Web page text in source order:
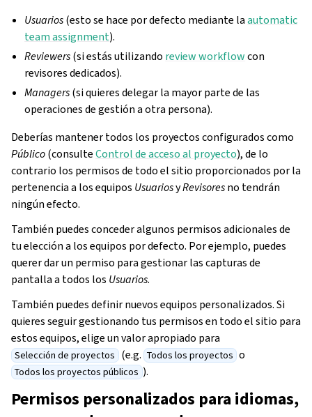
Usuarios(esto se hace por defecto mediante laautomatic
team assignment).
Reviewers(si estás utilizando review workflowcon
revisores dedicados).
Managers(si quieres delegar la mayor parte de las
operaciones de gestión a otra persona).
Deberías mantener todos los proyectos configurados como
Público(consulteControl de acceso al proyecto), de lo
contrario los permisos de todo el sitio proporcionados por la
pertenencia a los equipos UsuariosyRevisoresno tendrán
ningún efecto.
También puedes conceder algunos permisos adicionales de
tu elección a los equipos por defecto. Por ejemplo, puedes
querer dar un permiso para gestionar las capturas de
pantalla a todos los Usuarios.
También puedes definir nuevos equipos personalizados. Si
quieres seguir gestionando tus permisos en todo el sitio para
estos equipos, elige un valor apropiado para
Selección de proyectos (e.g. Todos los proyectos o
Todos los proyectos públicos ).
Permisos personalizados para idiomas,